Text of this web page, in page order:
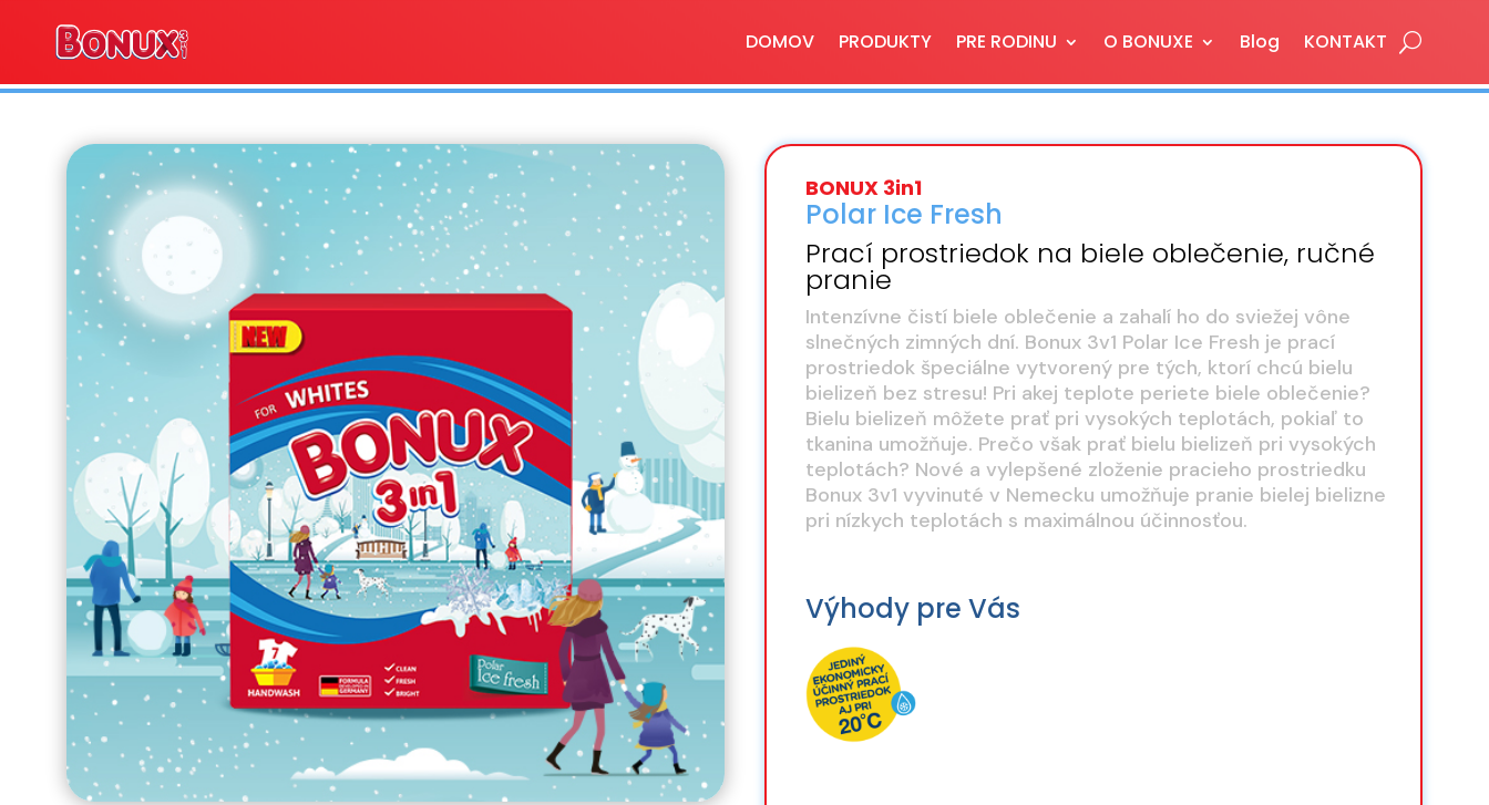
DOMOV PRODUKTY PRE RODINU O BONUXE Blog KONTAKT
BONUX 3in1
Polar Ice Fresh
Prací prostriedok na biele oblečenie, ručné
pranie
Intenzívne čistí biele oblečenie a zahalí ho do sviežej vône
slnečných zimných dní. Bonux 3v1 Polar Ice Fresh je prací
prostriedok špeciálne vytvorený pre tých, ktorí chcú bielu
bielizeň bez stresu! Pri akej teplote periete biele oblečenie?
Bielu bielizeň môžete prať pri vysokých teplotách, pokiaľ to
tkanina umožňuje. Prečo však prať bielu bielizeň pri vysokých
teplotách? Nové a vylepšené zloženie pracieho prostriedku
Bonux 3v1 vyvinuté v Nemecku umožňuje pranie bielej bielizne
pri nízkych teplotách s maximálnou účinnosťou.
Výhody pre Vás